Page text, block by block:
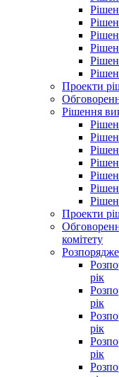
Проекти
Рішення
Проекти
комітету
рік
рік
рік
рік